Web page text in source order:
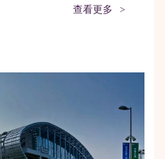
查看更多 >